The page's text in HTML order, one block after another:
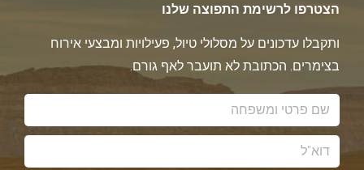
הצטרפו לרשימת התפוצה שלנו
ותקבלו עדכונים על מסלולי טיול, פעילויות ומבצעי אירוח
בצימרים. הכתובת לא תועבר לאף גורם.